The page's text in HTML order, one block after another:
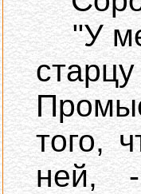
"У
того,
ней,